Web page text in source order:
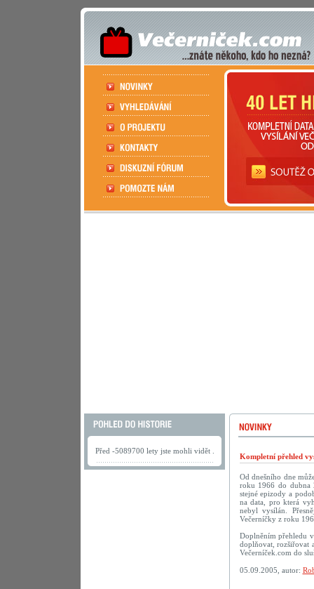
Před -5089700 lety jste mohli vidět .
Kompletní přehled
Od dnešního dne
roku 1966 do dubna
stejné epizody a
na data, pro která
nebyl vysílán.
Večerníčky z roku
Doplněním přehledu
doplňovat, rozšiřovat
Večerníček.com do
05.09.2005, autor: